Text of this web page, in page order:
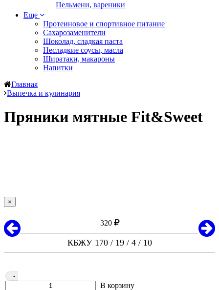
Пельмени, вареники
Еще
Протеиновое и спортивное питание
Сахарозаменители
Шоколад, сладкая паста
Несладкие соусы, масла
Ширатаки, макароны
Напитки
Главная
Выпечка и кулинария
Пряники мятные Fit&Sweet
×
320
КБЖУ 170 / 19 / 4 / 10
-
В корзину